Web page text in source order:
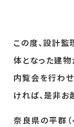
この度、設計
体となった建物
内覧会を行わ
ければ、是非お
奈良県の平群